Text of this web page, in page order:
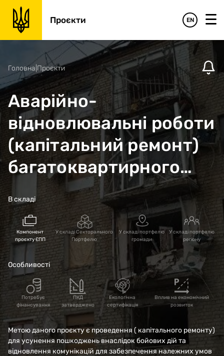
Проєкти EN
Головна Проєкти
Аварійно-
відновлювальні роботи
(капітальний ремонт)
багатоквартирного
житлового будинку за
адресою: Харківська
область, м. Ізюм,
вул.Соборна, 39
(коригування)
В складі
Компонент
проєкту ЄПП
У складі Секторального
Портфелю
У складі портфелю
громади
У складі портфелю
регіону
Особливості
Потребує
фінансування
ПКД
затверджено
Екологічна
сертифікація
Вплив на економічний
розвиток
Метою даного проєкту є проведення ( капітального ремонту)
для усунення пошкоджень внаслідок бойових дій та
відновлення комунікацій для забезпечення належних умов